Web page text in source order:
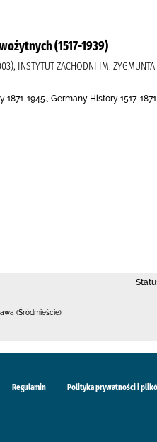
(1517-1939)
INSTYTUT ZACHODNI IM.
1871-1945., Germany History 1517-
(Śródmieście)
Regulamin Polityka prywatności i